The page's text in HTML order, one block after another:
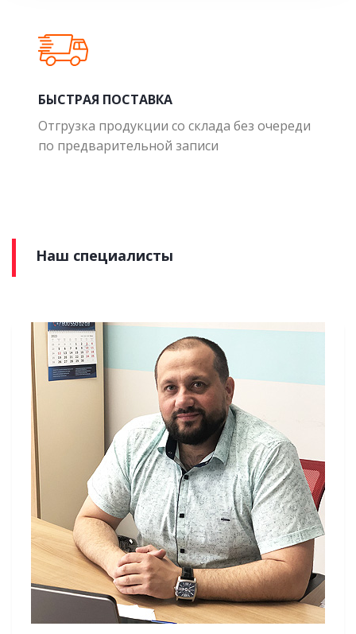
БЫСТРАЯ ПОСТАВКА
Отгрузка продукции со склада без очереди
по предварительной записи
Наш специалисты